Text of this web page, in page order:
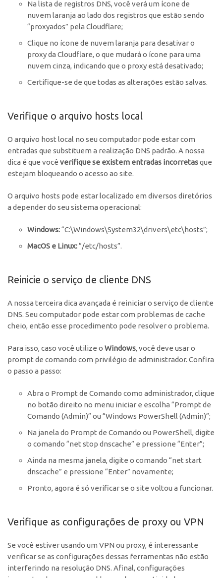
Na lista de registros DNS, você verá um ícone de
nuvem laranja ao lado dos registros que estão sendo
“proxyados” pela Cloudflare;
Clique no ícone de nuvem laranja para desativar o
proxy da Cloudflare, o que mudará o ícone para uma
nuvem cinza, indicando que o proxy está desativado;
Certifique-se de que todas as alterações estão salvas.
Verifique o arquivo hosts local
O arquivo host local no seu computador pode estar com
entradas que substituem a realização DNS padrão. A nossa
dica é que você verifique se existem entradas incorretasque
estejam bloqueando o acesso ao site.
O arquivo hosts pode estar localizado em diversos diretórios
a depender do seu sistema operacional:
Windows:“C:\Windows\System32\drivers\etc\hosts”;
MacOS e Linux:“/etc/hosts”.
Reinicie o serviço de cliente DNS
A nossa terceira dica avançada é reiniciar o serviço de cliente
DNS. Seu computador pode estar com problemas de cache
cheio, então esse procedimento pode resolver o problema.
Para isso, caso você utilize o Windows, você deve usar o
prompt de comando com privilégio de administrador. Confira
o passo a passo:
Abra o Prompt de Comando como administrador, clique
no botão direito no menu iniciar e escolha “Prompt de
Comando (Admin)” ou “Windows PowerShell (Admin)”;
Na janela do Prompt de Comando ou PowerShell, digite
o comando “net stop dnscache” e pressione “Enter”;
Ainda na mesma janela, digite o comando “net start
dnscache” e pressione “Enter” novamente;
Pronto, agora é só verificar se o site voltou a funcionar.
Verifique as configurações de proxy ou VPN
Se você estiver usando um VPN ou proxy, é interessante
verificar se as configurações dessas ferramentas não estão
interferindo na resolução DNS. Afinal, configurações